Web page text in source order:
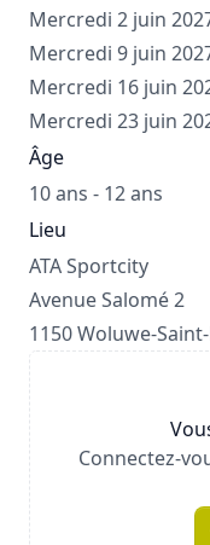
Mercredi 2 juin
Mercredi 9 juin
Mercredi 16 juin
Mercredi 23 juin
Âge
10 ans - 12 ans
Lieu
ATA Sportcity
Avenue Salomé 2
1150 Woluwe-
Connectez-